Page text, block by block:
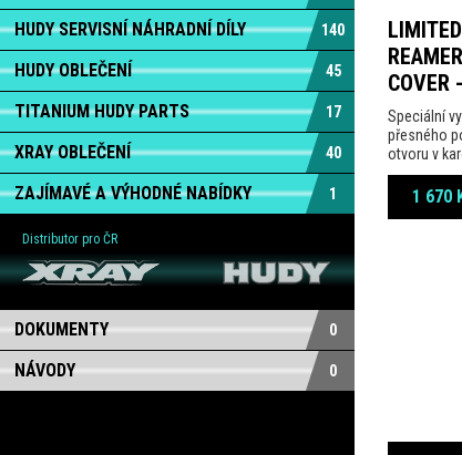
COVER
Speciální
přesného
otvoru v
1 670
HUDY SERVISNÍ NÁHRADNÍ DÍLY 140
HUDY OBLEČENÍ 45
TITANIUM HUDY PARTS 17
XRAY OBLEČENÍ 40
ZAJÍMAVÉ A VÝHODNÉ NABÍDKY 1
Distributor pro ČR
DOKUMENTY 0
NÁVODY 0